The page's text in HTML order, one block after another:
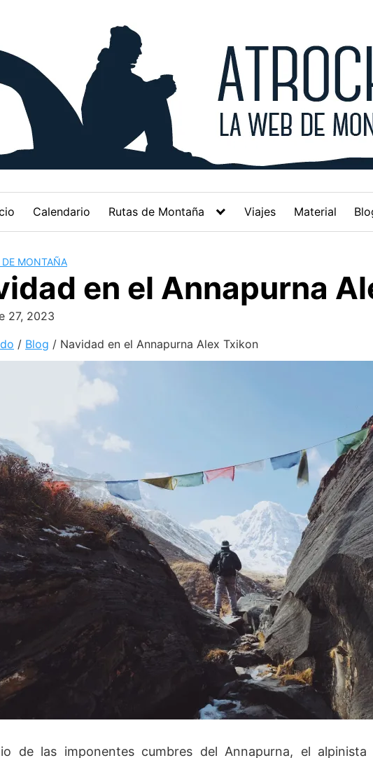
Calendario Rutas de Montaña Viajes Material
MONTAÑA
en el Annapurna
27, 2023
/ Blog / Navidad en el Annapurna Alex Txikon
de las imponentes cumbres del Annapurna, el alpinista